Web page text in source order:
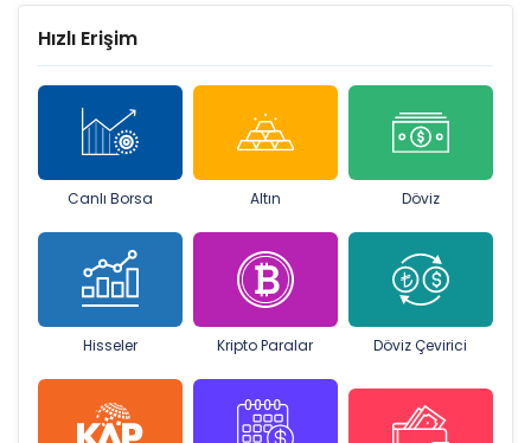
Hızlı Erişim
Canlı Borsa Altın Döviz
Hisseler Kripto Paralar Döviz Çevirici